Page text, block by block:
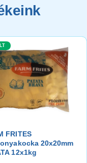
FRITES
20x20mm
12x1kg